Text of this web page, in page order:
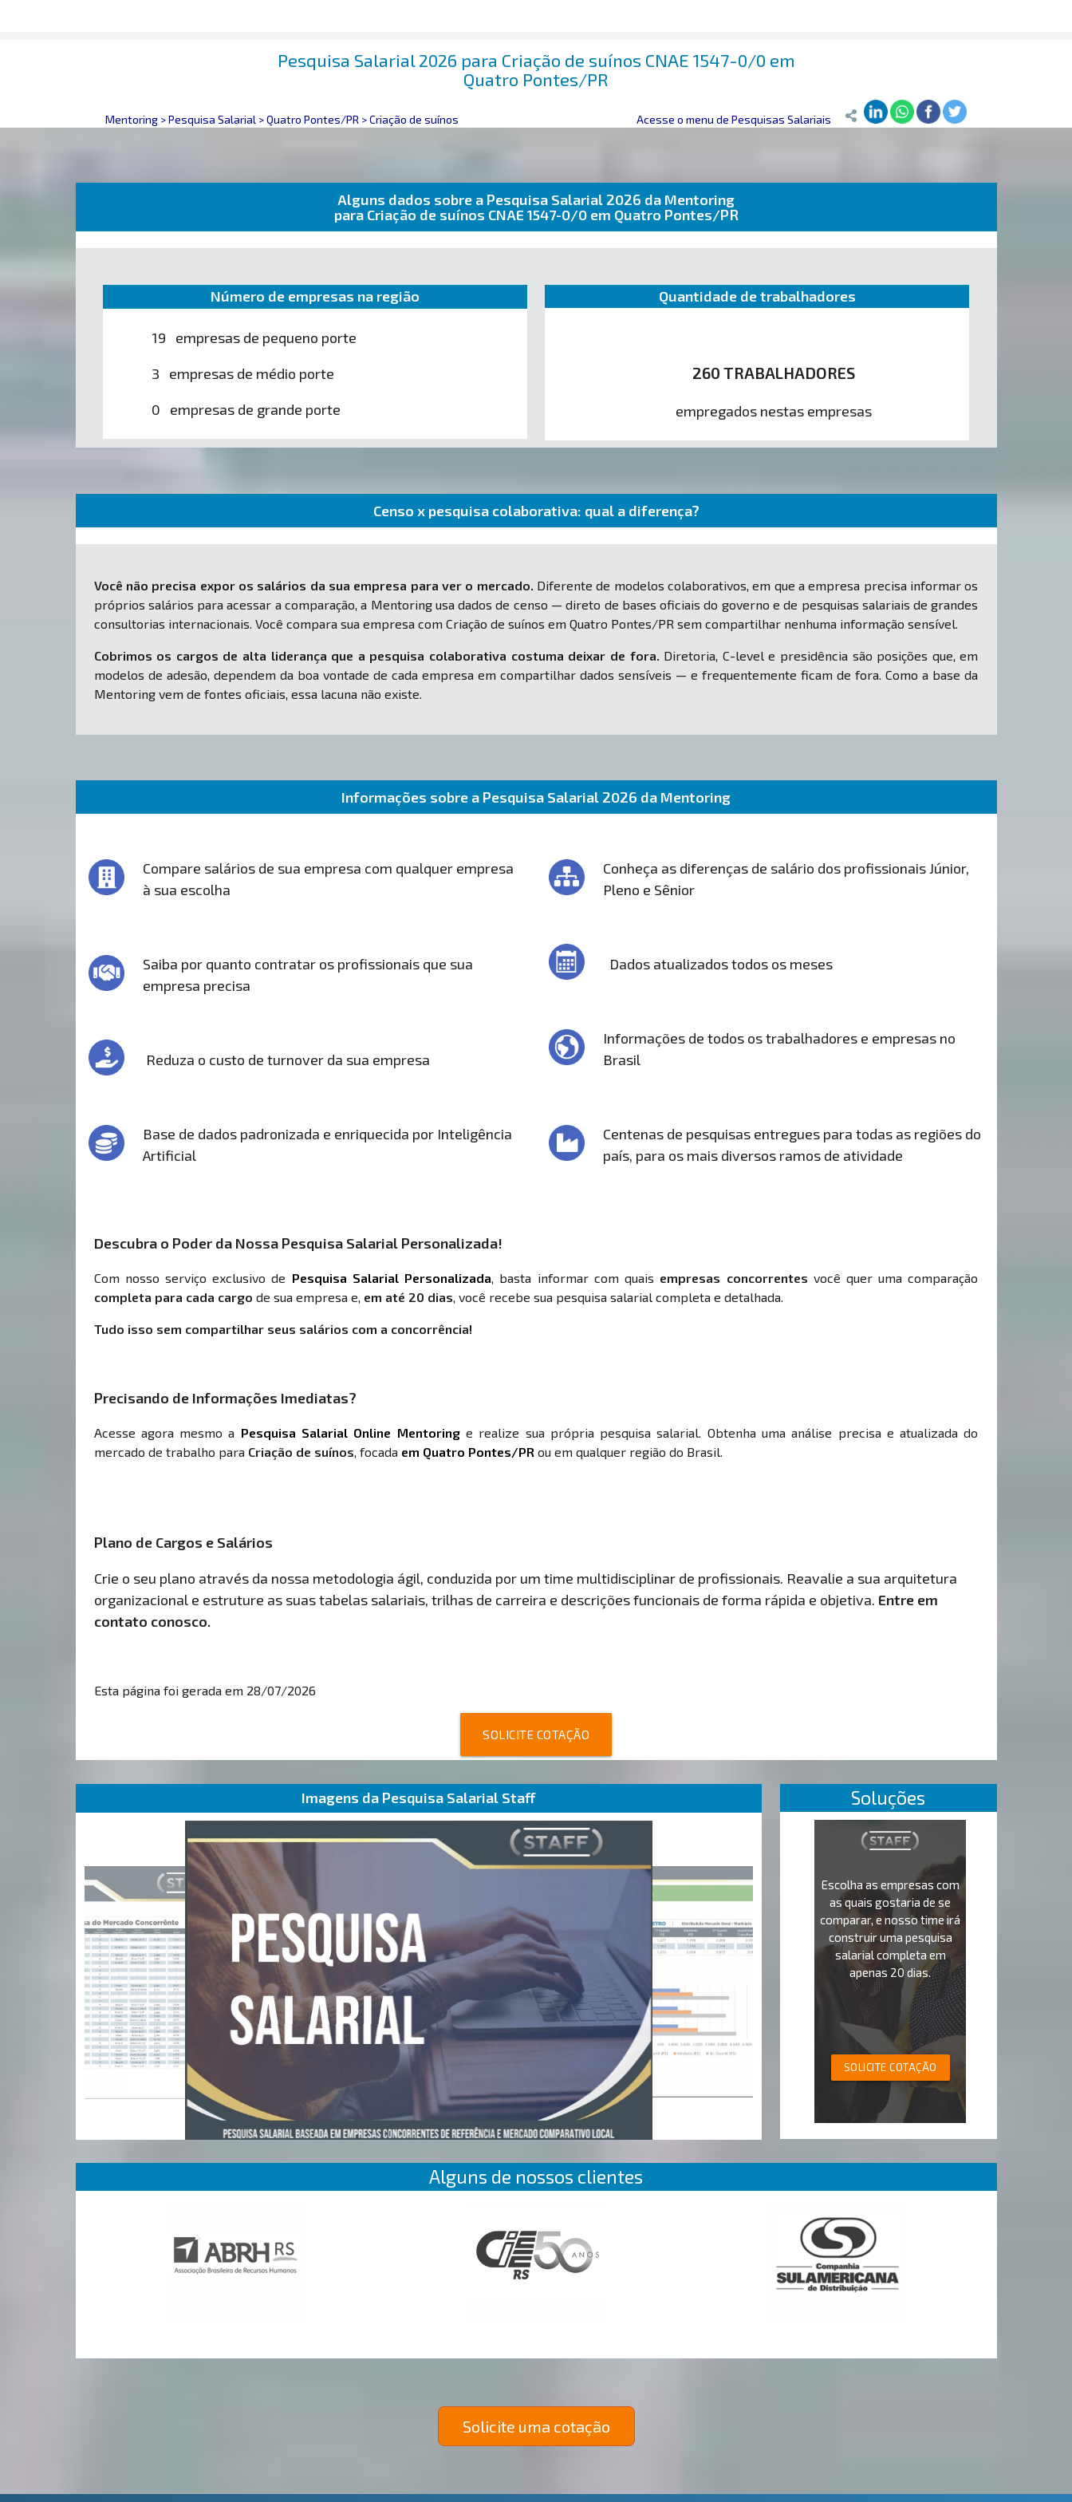
Pesquisa Salarial 2026 para Criação de suínos CNAE 1547-0/0 em
Quatro Pontes/PR
Mentoring >Pesquisa Salarial >Quatro Pontes/PR >Criação de suínos Acesse o menu de Pesquisas Salariais
Alguns dados sobre a Pesquisa Salarial 2026 da Mentoring
para Criação de suínos CNAE 1547-0/0 em Quatro Pontes/PR
Número de empresas na região
19 empresas de pequeno porte
3 empresas de médio porte
0 empresas de grande porte
Quantidade de trabalhadores
260 TRABALHADORES
empregados nestas empresas
Censo x pesquisa colaborativa: qual a diferença?
Você não precisa expor os salários da sua empresa para ver o mercado. Diferente de modelos colaborativos, em que a empresa precisa informar os
próprios salários para acessar a comparação, a Mentoring usa dados de censo — direto de bases oficiais do governo e de pesquisas salariais de grandes
consultorias internacionais. Você compara sua empresa com Criação de suínos em Quatro Pontes/PR sem compartilhar nenhuma informação sensível.
Cobrimos os cargos de alta liderança que a pesquisa colaborativa costuma deixar de fora. Diretoria, C-level e presidência são posições que, em
modelos de adesão, dependem da boa vontade de cada empresa em compartilhar dados sensíveis — e frequentemente ficam de fora. Como a base da
Mentoring vem de fontes oficiais, essa lacuna não existe.
Informações sobre a Pesquisa Salarial 2026 da Mentoring
Compare salários de sua empresa com qualquer empresa
à sua escolha
Saiba por quanto contratar os profissionais que sua
empresa precisa
Reduza o custo de turnover da sua empresa
Base de dados padronizada e enriquecida por Inteligência
Artificial
Conheça as diferenças de salário dos profissionais Júnior,
Pleno e Sênior
Dados atualizados todos os meses
Informações de todos os trabalhadores e empresas no
Brasil
Centenas de pesquisas entregues para todas as regiões do
país, para os mais diversos ramos de atividade
Descubra o Poder da Nossa Pesquisa Salarial Personalizada!
Com nosso serviço exclusivo de Pesquisa Salarial Personalizada , basta informar com quais empresas concorrentes você quer uma comparação
completa para cada cargo de sua empresa e, em até 20 dias , você recebe sua pesquisa salarial completa e detalhada.
Tudo isso sem compartilhar seus salários com a concorrência!
Precisando de Informações Imediatas?
Acesse agora mesmo a Pesquisa Salarial Online Mentoringe realize sua própria pesquisa salarial. Obtenha uma análise precisa e atualizada do
mercado de trabalho para Criação de suínos , focada em Quatro Pontes/PR ou em qualquer região do Brasil.
Plano de Cargos e Salários
Crie o seu plano através da nossa metodologia ágil, conduzida por um time multidisciplinar de profissionais. Reavalie a sua arquitetura
organizacional e estruture as suas tabelas salariais, trilhas de carreira e descrições funcionais de forma rápida e objetiva. Entre em
contato conosco.
Esta página foi gerada em 28/07/2026
SOLICITE COTAÇÃO
Imagens da Pesquisa Salarial Staff Soluções
Escolha as empresas com
as quais gostaria de se
comparar, e nosso time irá
construir uma pesquisa
salarial completa em
apenas 20 dias.
SOLICITE COTAÇÃO
Alguns de nossos clientes
Solicite uma cotação